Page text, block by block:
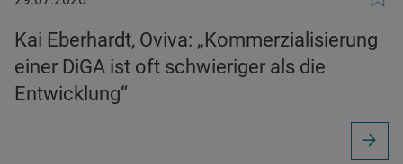
Kai Eberhardt, Oviva: „Kommerzialisierung
einer DiGA ist oft schwieriger als die
Entwicklung“